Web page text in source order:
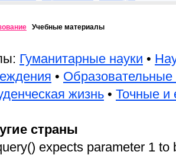
Учебные материалы
Гуманитарные науки •
•
жизнь • Точные и
страны
expects parameter 1